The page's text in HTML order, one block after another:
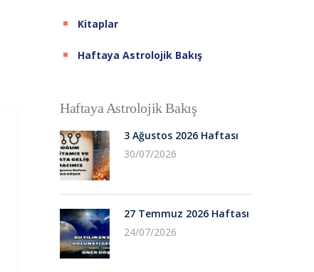
Kitaplar
Haftaya Astrolojik Bakış
Haftaya Astrolojik Bakış
3 Ağustos 2026 Haftası
30/07/2026
27 Temmuz 2026 Haftası
24/07/2026